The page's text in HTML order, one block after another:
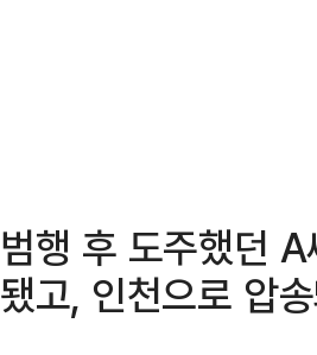
범행 후 도주했던
됐고, 인천으로 압